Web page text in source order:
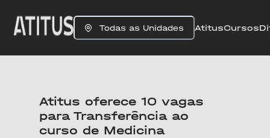
Todas as Unidades AtitusCursos
Atitus oferece 10 vagas
para Transferência ao
curso de Medicina